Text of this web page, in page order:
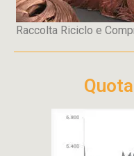
Raccolta Riciclo e